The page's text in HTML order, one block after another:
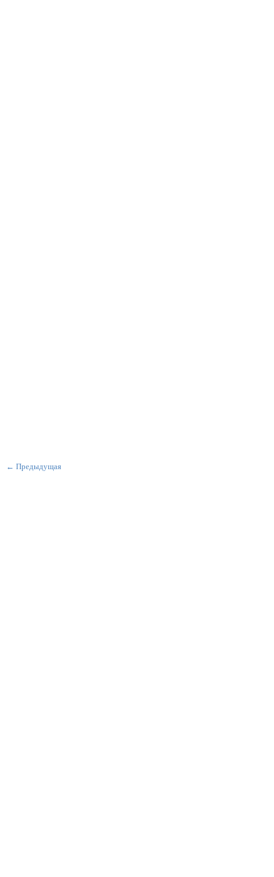
← Предыдущая